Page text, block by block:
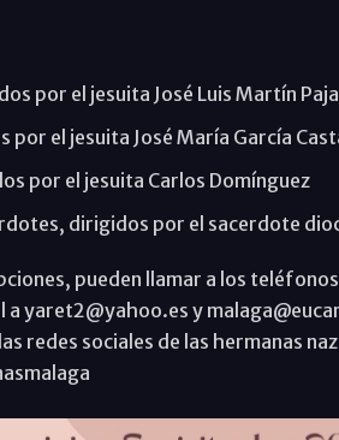
por el jesuita José Luis Martín
por el jesuita José María García
por el jesuita Carlos Domínguez
dirigidos por el sacerdote
pueden llamar a los
a yaret2@yahoo.es y
redes sociales de las hermanas